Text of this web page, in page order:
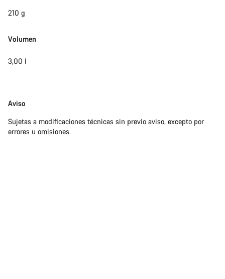
210 g
Volumen
3,00 l
Exención
responsabilidades
Aviso
Sujetas a modificaciones técnicas sin previo aviso, excepto por
errores u omisiones.